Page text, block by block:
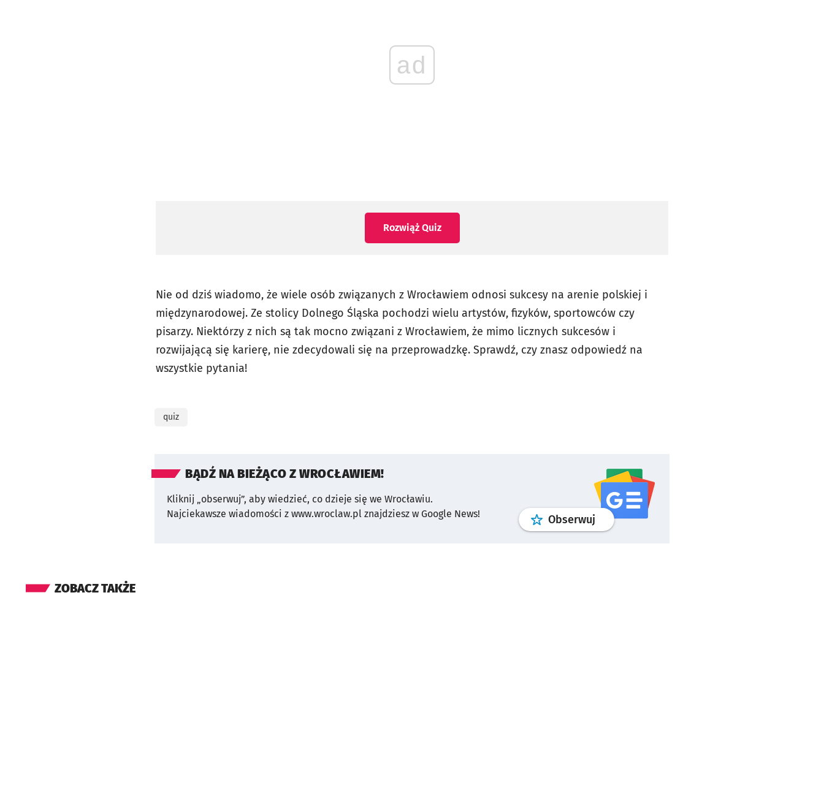
ad
Rozwiąż Quiz
Nie od dziś wiadomo, że wiele osób związanych z Wrocławiem odnosi sukcesy na arenie polskiej i
międzynarodowej. Ze stolicy Dolnego Śląska pochodzi wielu artystów, fizyków, sportowców czy
pisarzy. Niektórzy z nich są tak mocno związani z Wrocławiem, że mimo licznych sukcesów i
rozwijającą się karierę, nie zdecydowali się na przeprowadzkę. Sprawdź, czy znasz odpowiedź na
wszystkie pytania!
quiz
BĄDŹ NA BIEŻĄCO Z WROCŁAWIEM!
Kliknij „obserwuj”, aby wiedzieć, co dzieje się we Wrocławiu.
Najciekawsze wiadomości z www.wroclaw.pl znajdziesz w Google News!
Obserwuj profilgoogle news
ZOBACZ TAKŻE